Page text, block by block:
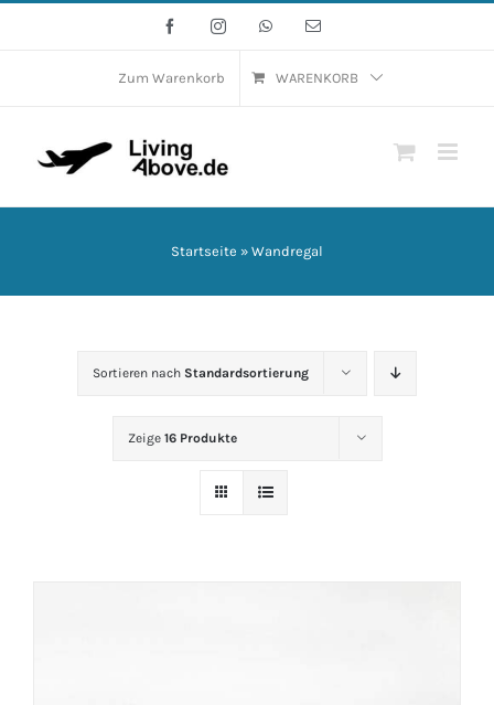
FacebookInstagramWhatsApp
E-
Zum Warenkorb WARENKORB
Startseite » Wandregal
Sortieren nach Standardsortierung
Zeige 16 Produkte